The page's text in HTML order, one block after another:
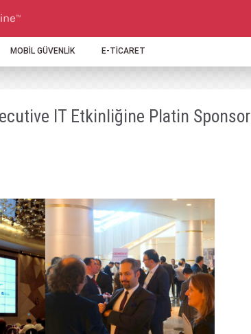
MOBİL GÜVENLİK E-TİCARET
IT Etkinliğine Platin Sponsor